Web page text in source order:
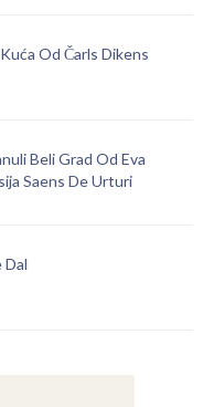
Od Čarls Dikens
Beli Grad Od Eva
Saens De Urturi
Dal